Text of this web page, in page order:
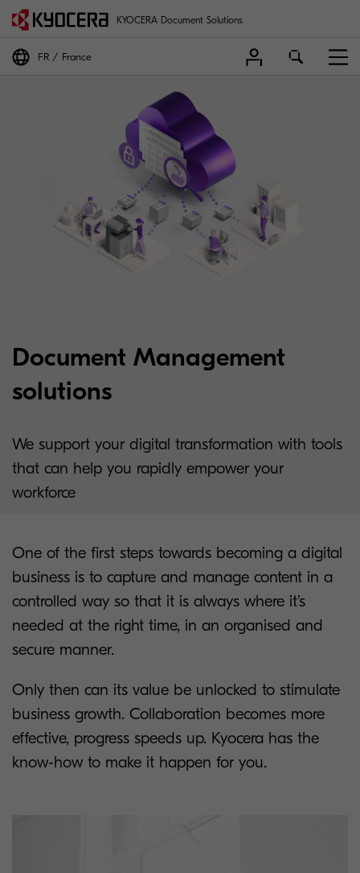
KYOCERA Document Solutions
FR France
Document Management
solutions
We support your digital transformation with tools
that can help you rapidly empower your
workforce
One of the first steps towards becoming a digital
business is to capture and manage content in a
controlled way so that it is always where it’s
needed at the right time, in an organised and
secure manner.
Only then can its value be unlocked to stimulate
business growth. Collaboration becomes more
effective, progress speeds up. Kyocera has the
know-how to make it happen for you.